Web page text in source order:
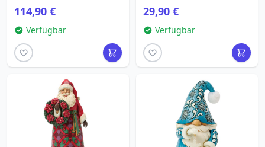
HEARTWOOD CREEK
114,90 €
Verfügbar
Heartwood Creek
29,90 €
Verfügbar